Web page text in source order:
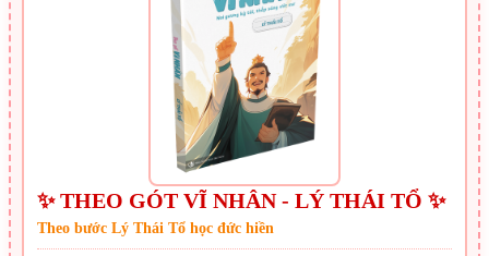
✨ THEO GÓT VĨ NHÂN - LÝ THÁI TỔ ✨
Theo bước Lý Thái Tổ học đức hiền